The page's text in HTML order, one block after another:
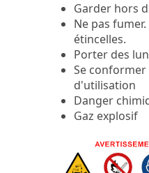
Garder hors
Ne pas
étincelles.
Porter des
Se conformer
d'utilisation
Danger
Gaz explosif